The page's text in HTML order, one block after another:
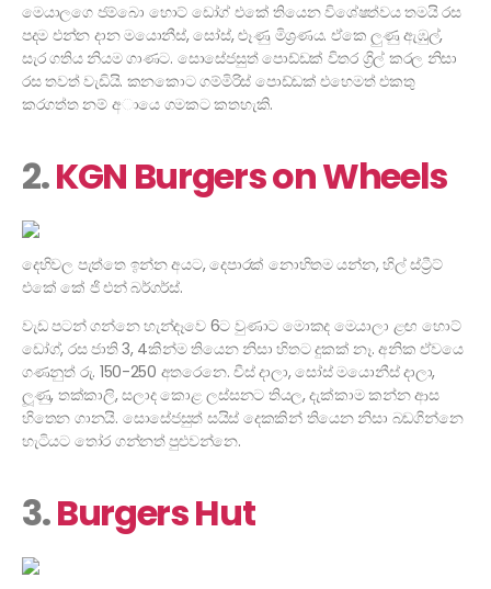
මෙයාලගෙ ජම්බො හොට් ඩෝග් එකේ තියෙන විශේෂත්වය තමයි රස
පදම එන්න දාන මයොනීස්, සෝස්, ළූණු මිශ්‍රණය. ඒකෙ ලුණු ඇඹුල්,
සැර ගතිය නියම ගාණට. සොසේජසුත් පොඩ්ඩක් විතර ග්‍රිල් කරල නිසා
රස තවත් වැඩියි. කනකොට ගම්මිරිස් පොඩ්ඩක් එහෙමත් එකතු
කරගත්ත නම් අායෙ ගමකට කතහැකි.
2.KGN Burgers on Wheels
දෙහිවල පැත්තෙ ඉන්න අයට, දෙපාරක් නොහිතම යන්න, හිල් ස්‍ට්‍රීට්
එකේ කේ ජි එන් බර්ගර්ස්.
වැඩ පටන් ගන්නෙ හැන්දෑවෙ 6ට වුණාට මොකද මෙයාලා ළඟ හොට්
ඩෝග්, රස ජාති 3, 4කින්ම තියෙන නිසා හිතට දුකක් නෑ. අනික ඒවයෙ
ගණනුත් රු. 150-250 අතරෙනෙ. චීස් දාලා, සෝස් මයොනීස් දාලා,
ලූණු, තක්කාලි, සලාද කොළ ලස්සනට තියල, දැක්කාම කන්න ආස
හිතෙන ගානයි. සොසේජසුත් සයිස් දෙකකින් තියෙන නිසා බඩගින්නෙ
හැටියට තෝර ගන්නත් පුළුවන්නෙ.
3.Burgers Hut